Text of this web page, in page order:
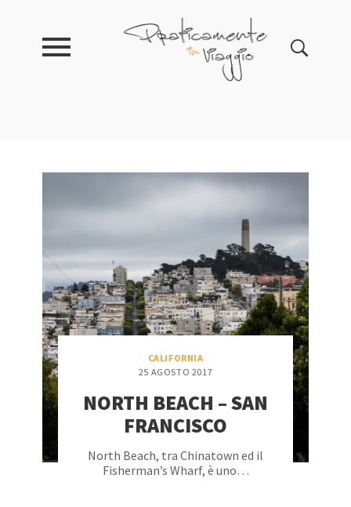
CALIFORNIA
25 AGOSTO 2017
NORTH BEACH – SAN
FRANCISCO
North Beach, tra Chinatown ed il
Fisherman’s Wharf, è uno…